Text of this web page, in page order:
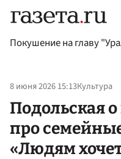
Покушение на главу
8 июня 2026 15:13Культура
Подольская
про
«Людям